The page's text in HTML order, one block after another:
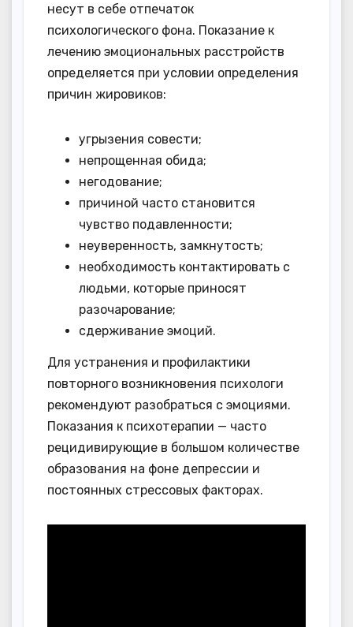
несут в себе отпечаток
психологического фона. Показание к
лечению эмоциональных расстройств
определяется при условии определения
причин жировиков:
угрызения совести;
непрощенная обида;
негодование;
причиной часто становится
чувство подавленности;
неуверенность, замкнутость;
необходимость контактировать с
людьми, которые приносят
разочарование;
сдерживание эмоций.
Для устранения и профилактики
повторного возникновения психологи
рекомендуют разобраться с эмоциями.
Показания к психотерапии — часто
рецидивирующие в большом количестве
образования на фоне депрессии и
постоянных стрессовых факторах.